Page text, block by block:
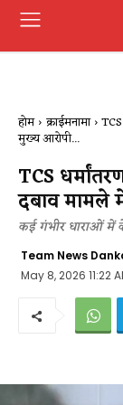
होम क्राईमनामा
मुख्य आरोपी...
TCS
दबाव मामले
कई गंभीर धाराओं में
Team News
May 8, 2026 11:22